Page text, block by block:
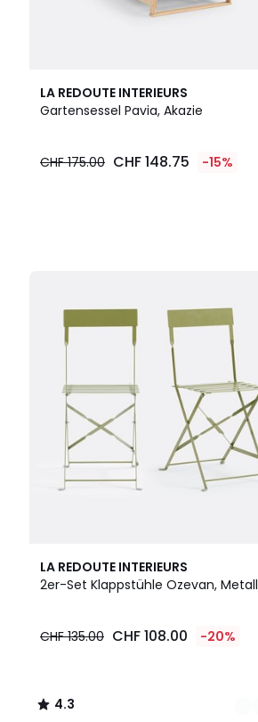
LA REDOUTE INTERIEURS
Gartensessel Pavia, Akazie
148.75
CHF 175.00 CHF 148.75 -15%
LA REDOUTE INTERIEURS
2er-Set Klappstühle Ozevan, Metall
CHF 135.00 CHF 108.00 -20%
4.3
/ 5
2
Farben
4.3
/